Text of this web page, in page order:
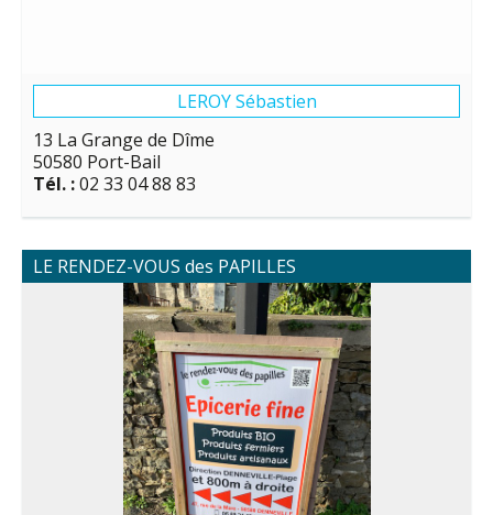
LEROY Sébastien
13 La Grange de Dîme
50580 Port-Bail
Tél. :02 33 04 88 83
LE RENDEZ-VOUS des PAPILLES